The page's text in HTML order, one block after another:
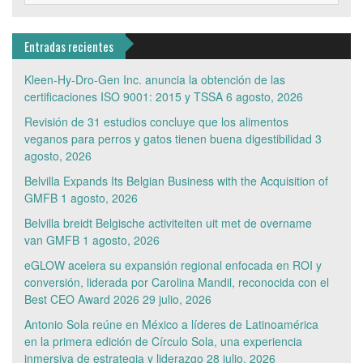
Entradas recientes
Kleen-Hy-Dro-Gen Inc. anuncia la obtención de las
certificaciones ISO 9001: 2015 y TSSA 6 agosto, 2026
Revisión de 31 estudios concluye que los alimentos
veganos para perros y gatos tienen buena digestibilidad 3
agosto, 2026
Belvilla Expands Its Belgian Business with the Acquisition of
GMFB 1 agosto, 2026
Belvilla breidt Belgische activiteiten uit met de overname
van GMFB 1 agosto, 2026
eGLOW acelera su expansión regional enfocada en ROI y
conversión, liderada por Carolina Mandil, reconocida con el
Best CEO Award 2026 29 julio, 2026
Antonio Sola reúne en México a líderes de Latinoamérica
en la primera edición de Círculo Sola, una experiencia
inmersiva de estrategia y liderazgo 28 julio, 2026